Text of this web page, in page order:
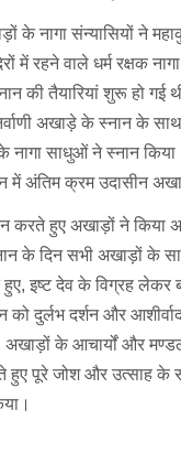
के नागा संन्यासियों ने
में रहने वाले धर्म रक्षक
की तैयारियां शुरू हो
अखाड़े के स्नान के
साधुओं ने स्नान किया।
में अंतिम क्रम उदासीन
करते हुए अखाड़ों ने किया
के दिन सभी अखाड़ों के
इष्ट देव के विग्रह
को दुर्लभ दर्शन और
के आचार्यों और
पूरे जोश और उत्साह के